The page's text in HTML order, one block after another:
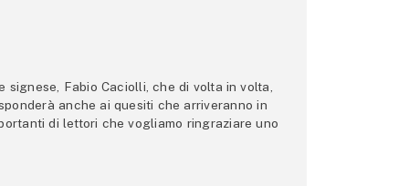
Fabio Caciolli, che di volta in volta,
anche ai quesiti che arriveranno in
di lettori che vogliamo ringraziare uno